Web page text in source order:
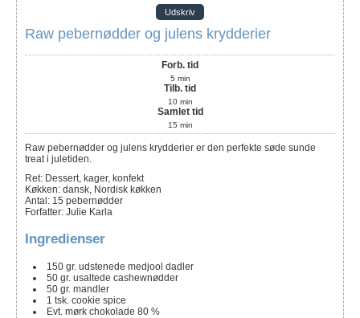
Udskriv
Raw pebernødder og julens krydderier
Forb. tid
5 min
Tilb. tid
10 min
Samlet tid
15 min
Raw pebernødder og julens krydderier er den perfekte søde sunde
treat i juletiden.
Ret: Dessert, kager, konfekt
Køkken: dansk, Nordisk køkken
Antal : 15 pebernødder
Forfatter: Julie Karla
Ingredienser
150 gr. udstenede medjool dadler
50 gr. usaltede cashewnødder
50 gr. mandler
1 tsk. cookie spice
Evt. mørk chokolade 80 %